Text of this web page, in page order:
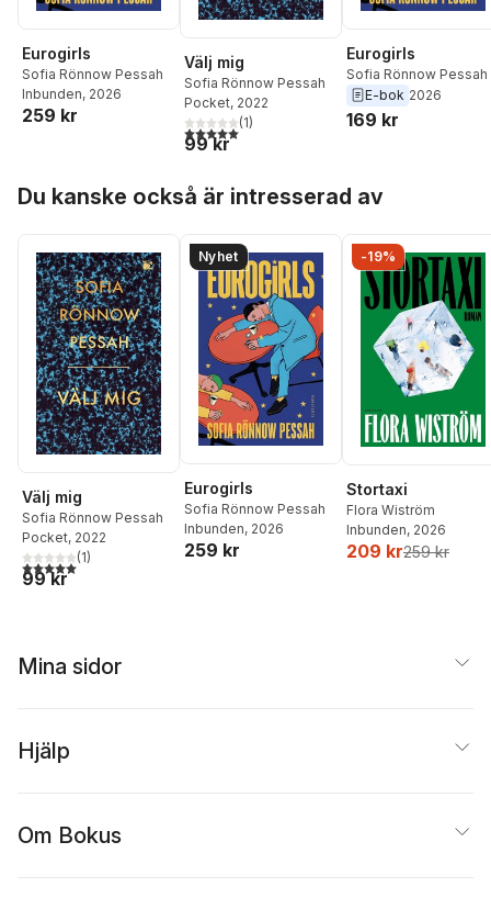
Eurogirls
Sofia Rönnow Pessah
Inbunden, 2026
259 kr
Välj mig
Sofia Rönnow Pessah
Pocket, 2022
5,0utav 5 stjärnor. Totalt antal röster:
(1)
99 kr
Eurogirls
Sofia Rönnow Pessah
E-bok 2026
169 kr
Du kanske också är intresserad av
Välj mig
Sofia Rönnow Pessah
Pocket, 2022
5,0utav 5 stjärnor. Totalt antal röster:
(1)
99 kr
Nyhet
Eurogirls
Sofia Rönnow Pessah
Inbunden, 2026
259 kr
-19%
Stortaxi
Flora Wiström
Inbunden, 2026
209 kr259 kr
Mina sidor
Hjälp
Om Bokus